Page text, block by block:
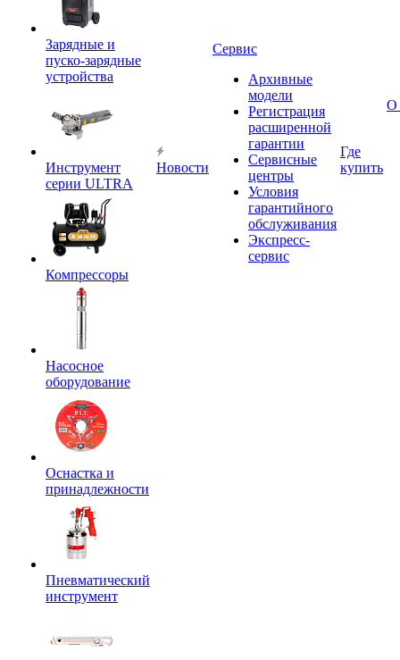
Зарядные и
пуско-зарядные
устройства
Инструмент
серии ULTRA
Компрессоры
Насосное
оборудование
Оснастка и
принадлежности
Пневматический
инструмент
Новости
Сервис
Архивные
модели
Регистрация
расширенной
гарантии
Сервисные
центры
Условия
гарантийного
обслуживания
Экспресс-
сервис
Где
купить
О